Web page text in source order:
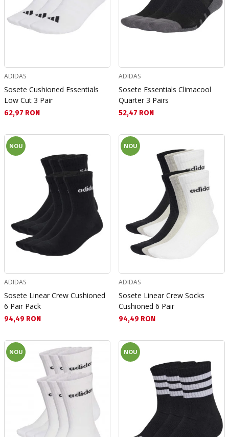
ADIDAS
Sosete Cushioned Essentials
Low Cut 3 Pair
Текуща цена:
62,97 RON
ADIDAS
Sosete Essentials Climacool
Quarter 3 Pairs
Текуща цена:
52,47 RON
NOU
ADIDAS
Sosete Linear Crew Cushioned
6 Pair Pack
Текуща цена:
94,49 RON
NOU
ADIDAS
Sosete Linear Crew Socks
Cushioned 6 Pair
Текуща цена:
94,49 RON
NOU NOU